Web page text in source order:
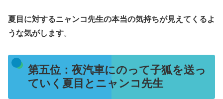
夏目に対するニャンコ先生の本当の気持ちが見えてくるよ
うな気がします。
第五位：夜汽車にのって子狐を送っ
ていく夏目とニャンコ先生